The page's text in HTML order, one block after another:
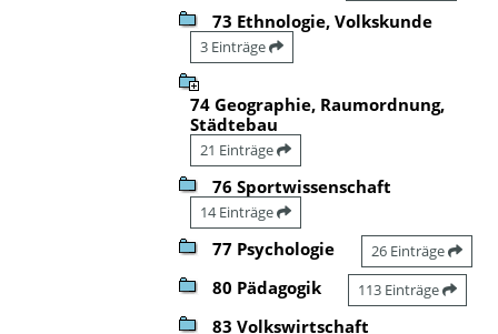
73 Ethnologie, Volkskunde
3 Einträge
74 Geographie, Raumordnung,
Städtebau
21 Einträge
76 Sportwissenschaft
14 Einträge
77 Psychologie 26 Einträge
80 Pädagogik 113 Einträge
83 Volkswirtschaft